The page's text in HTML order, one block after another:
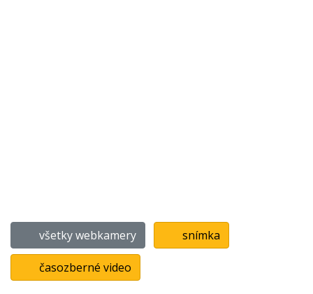
všetky webkamery snímka
časozberné video